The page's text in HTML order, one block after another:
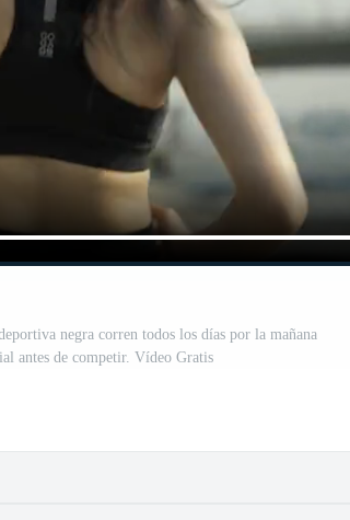
negra corren todos los días por la mañana
antes de competir. Vídeo Gratis